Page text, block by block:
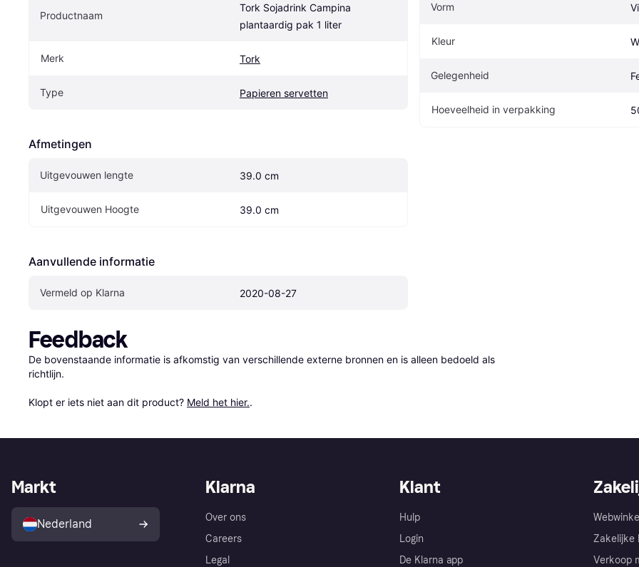
Productnaam
Tork Sojadrink Campina
plantaardig pak 1 liter
Merk Tork
Type Papieren servetten
Afmetingen
Uitgevouwen lengte 39.0 cm
Uitgevouwen Hoogte 39.0 cm
Aanvullende informatie
Vermeld op Klarna 2020-08-27
Vorm
Kleur
Gelegenheid
Hoeveelheid in verpakking
Feedback
De bovenstaande informatie is afkomstig van verschillende externe bronnen en is alleen bedoeld als
richtlijn.
Klopt er iets niet aan dit product? Meld het hier..
Klarna
Over ons
Careers
Legal
Klant
Hulp
Login
De Klarna app
Zakelijke
Verkoop
Markt
Nederland